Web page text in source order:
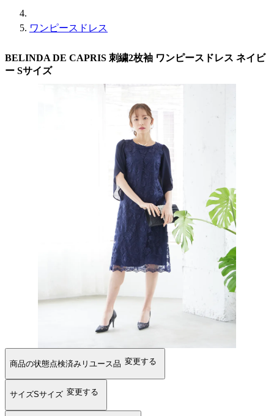
ワンピースドレス
BELINDA DE CAPRIS 刺繍2枚袖 ワンピースドレス ネイビ
ー Sサイズ
商品の状態点検済みリユース品 変更する
サイズSサイズ 変更する